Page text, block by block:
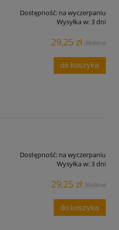
Dostępność: na wyczerpaniu
Wysyłka w:3 dni
29,25 zł39,00 zł
do koszyka
Dostępność: na wyczerpaniu
Wysyłka w:3 dni
29,25 zł39,00 zł
do koszyka